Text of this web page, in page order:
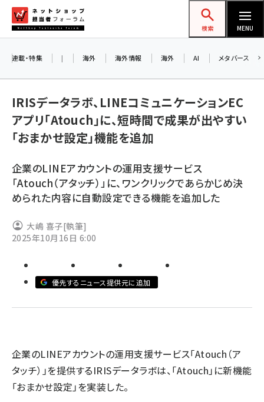
ン
ネットショップ担当者フォーラム
検索 MENU
amazon (2249)
楽天 (1871)
ecbeing (1207)
アスクル (1119)
base (1077)
ビィ・フォアード (773)
revico (740)
連載・特集 | 海外 海外情報 海外 AI メタバース
IRISデータラボ、LINEコミュニケーションEC
アプリ「Atouch」に、短時間で成果が出やすい
「おまかせ設定」機能を追加
企業のLINEアカウントの運用支援サービス
「Atouch（アタッチ）」に、ワンクリックであらかじめ決
められた内容に自動設定できる機能を追加した
大嶋 喜子[執筆]
2025年10月16日 6:00
優先するニュース提供元に追加
企業のLINEアカウントの運用支援サービス「Atouch（ア
タッチ）」を提供するIRISデータラボは、「Atouch」に新機能
「おまかせ設定」を実装した。
参